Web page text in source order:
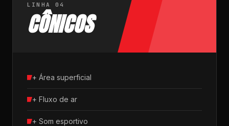
LINHA 04
CÔNICOS
+ Área superficial
+ Fluxo de ar
+ Som esportivo